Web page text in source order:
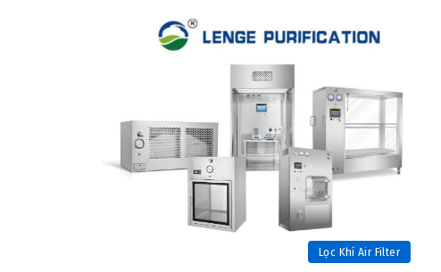
Lọc Khí Air Filter